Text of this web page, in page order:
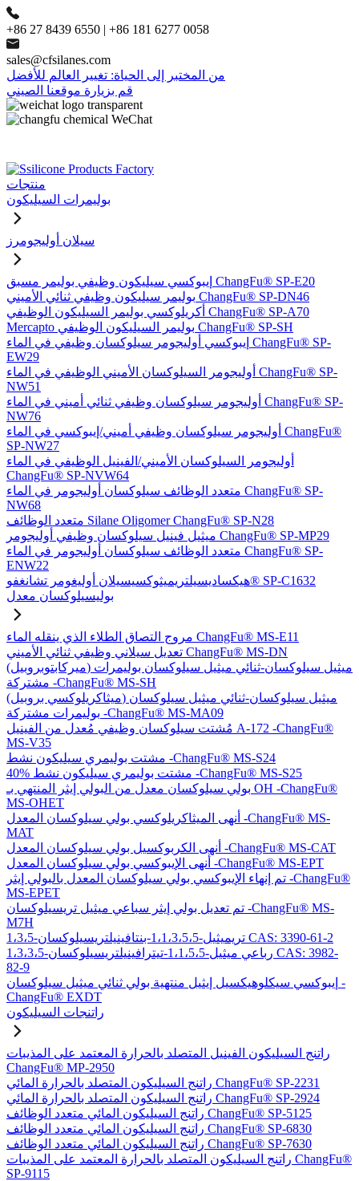
+86 27 8439 6550 | +86 181 6277 0058
sales@cfsilanes.com
من المختبر إلى الحياة: تغيير العالم للأفضل
قم بزيارة موقعنا الصيني
منتجات
بوليمرات السيليكون
سيلان أوليجومرز
إيبوكسي سيليكون وظيفي بوليمر مسبق ChangFu® SP-E20
بوليمر سيليكون وظيفي ثنائي الأميني ChangFu® SP-DN46
أكريلوكسي بوليمر السيليكون الوظيفي ChangFu® SP-A70
Mercapto بوليمر السيليكون الوظيفي ChangFu® SP-SH
إيبوكسي أوليجومر سيلوكسان وظيفي في الماء ChangFu® SP-
EW29
أوليجومر السيلوكسان الأميني الوظيفي في الماء ChangFu® SP-
NW51
أوليجومر سيلوكسان وظيفي ثنائي أميني في الماء ChangFu® SP-
NW76
أوليجومر سيلوكسان وظيفي أميني/إيبوكسي في الماء ChangFu®
SP-NW27
أوليجومر السيلوكسان الأميني/الفينيل الوظيفي في الماء
ChangFu® SP-NVW64
متعدد الوظائف سيلوكسان أوليجومر في الماء ChangFu® SP-
NW68
متعدد الوظائف Silane Oligomer ChangFu® SP-N28
ميثيل فينيل سيلوكسان وظيفي أوليجومر ChangFu® SP-MP29
متعدد الوظائف سيلوكسان أوليجومر في الماء ChangFu® SP-
ENW22
هيكساديسيلتريميثوكسيسيلان أوليغومر تشانغفو® SP-C1632
بوليسيلوكسان معدل
مروج التصاق الطلاء الذي ينقله الماء ChangFu® MS-E11
تعديل سيلاني وظيفي ثنائي الأميني ChangFu® MS-DN
(ميركابتوبروبيل) ميثيل سيلوكسان-ثنائي ميثيل سيلوكسان بوليمرات
مشتركة -ChangFu® MS-SH
(ميثاكريلوكسي بروبيل) ميثيل سيلوكسان-ثنائي ميثيل سيلوكسان
بوليمرات مشتركة -ChangFu® MS-MA09
مُشتت سيلوكسان وظيفي مُعدل من الفينيل A-172 -ChangFu®
MS-V35
مشتت بوليمري سيليكون نشط -ChangFu® MS-S24
40% مشتت بوليمري سيليكون نشط -ChangFu® MS-S25
بولي سيلوكسان معدل من البولي إيثر المنتهي بـ OH -ChangFu®
MS-OHET
أنهى الميثاكريلوكسي بولي سيلوكسان المعدل -ChangFu® MS-
MAT
أنهى الكربوكسيل بولي سيلوكسان المعدل -ChangFu® MS-CAT
أنهى الإيبوكسي بولي سيلوكسان المعدل -ChangFu® MS-EPT
تم إنهاء الإيبوكسي بولي سيلوكسان المعدل بالبولي إيثر -ChangFu®
MS-EPET
تم تعديل بولي إيثر سباعي ميثيل تريسيلوكسان -ChangFu® MS-
M7H
1،3،5-تريميثيل-1،1،3،5،5-بنتافينيلتريسيلوكسان CAS: 3390-61-2
1،3،3،5-رباعي ميثيل-1،1،5،5-تيترافينيلتريسيلوكسان CAS: 3982-
82-9
إيبوكسي سيكلوهيكسيل إيثيل منتهية بولي ثنائي ميثيل سيلوكسان -
ChangFu® EXDT
راتنجات السيليكون
راتنج السيليكون الفينيل المتصلد بالحرارة المعتمد على المذيبات
ChangFu® MP-2950
راتنج السيليكون المتصلد بالحرارة المائي ChangFu® SP-2231
راتنج السيليكون المتصلد بالحرارة المائي ChangFu® SP-2924
راتنج السيليكون المائي متعدد الوظائف ChangFu® SP-5125
راتنج السيليكون المائي متعدد الوظائف ChangFu® SP-6830
راتنج السيليكون المائي متعدد الوظائف ChangFu® SP-7630
راتنج السيليكون المتصلد بالحرارة المعتمد على المذيبات ChangFu®
SP-9115